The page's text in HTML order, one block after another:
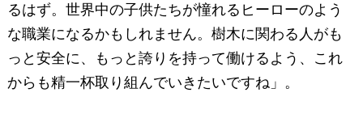
るはず。世界中の子供たちが憧れるヒーローのよう
な職業になるかもしれません。樹木に関わる人がも
っと安全に、もっと誇りを持って働けるよう、これ
からも精一杯取り組んでいきたいですね」。